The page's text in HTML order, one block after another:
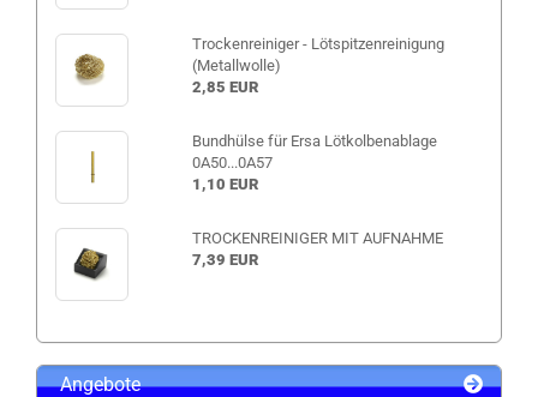
Trockenreiniger - Lötspitzenreinigung
(Metallwolle)
2,85 EUR
Bundhülse für Ersa Lötkolbenablage
0A50...0A57
1,10 EUR
TROCKENREINIGER MIT AUFNAHME
7,39 EUR
Angebote